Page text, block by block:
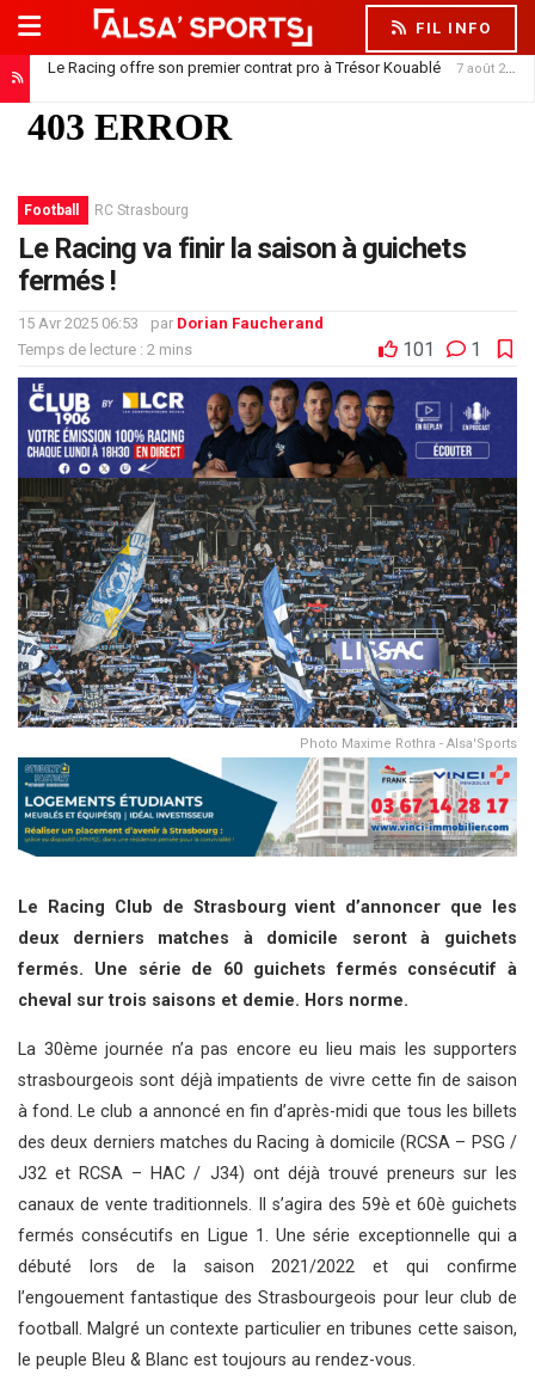
FIL INFO
Le Racing offre son premier contrat pro à Trésor Kouablé 7 août 2026
Football RC Strasbourg
Le Racing va finir la saison à guichets
fermés !
15 Avr 2025 06:53 par Dorian Faucherand
Temps de lecture : 2 mins
101 1
Photo Maxime Rothra - Alsa'Sports
Le Racing Club de Strasbourg vient d’annoncer que les
deux derniers matches à domicile seront à guichets
fermés. Une série de 60 guichets fermés consécutif à
cheval sur trois saisons et demie. Hors norme.
La 30ème journée n’a pas encore eu lieu mais les supporters
strasbourgeois sont déjà impatients de vivre cette fin de saison
à fond. Le club a annoncé en fin d’après-midi que tous les billets
des deux derniers matches du Racing à domicile (RCSA – PSG /
J32 et RCSA – HAC / J34) ont déjà trouvé preneurs sur les
canaux de vente traditionnels. Il s’agira des 59è et 60è guichets
fermés consécutifs en Ligue 1. Une série exceptionnelle qui a
débuté lors de la saison 2021/2022 et qui confirme
l’engouement fantastique des Strasbourgeois pour leur club de
football. Malgré un contexte particulier en tribunes cette saison,
le peuple Bleu & Blanc est toujours au rendez-vous.